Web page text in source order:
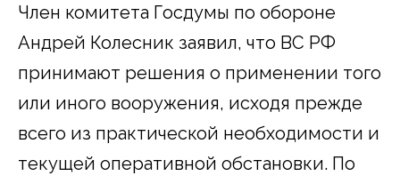
Член комитета Госдумы по обороне
Андрей Колесник заявил, что ВС РФ
принимают решения о применении того
или иного вооружения, исходя прежде
всего из практической необходимости и
текущей оперативной обстановки. По